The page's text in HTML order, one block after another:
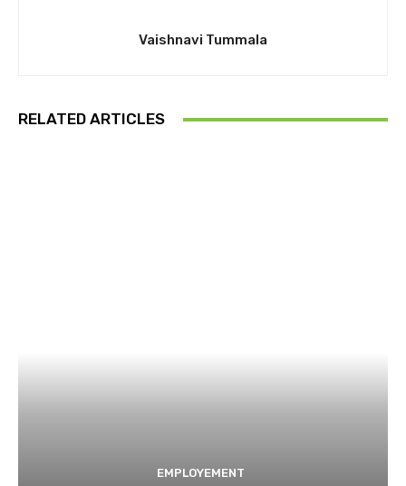
Vaishnavi Tummala
RELATED ARTICLES
EMPLOYEMENT